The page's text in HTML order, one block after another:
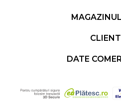
CLIENTI
DATE